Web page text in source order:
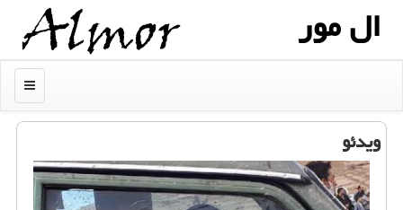
ال مور
منو
ویدئو